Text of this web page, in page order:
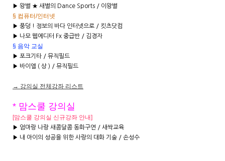
▶ 왕별 ★ 새별의 Dance Sports / 이왕별
§ 컴퓨터/인터넷
▶ 풍덩 ! 정보의 바다 인터넷으로 / 킷츠닷컴
▶ 나모 웹에디터 Fx 중급반 / 김경자
§ 음악 교실
▶ 포크기타 / 뮤직필드
▶ 바이엘 ( 상 ) / 뮤직필드
→ 강의실 전체강좌 리스트
* 맘스쿨 강의실
[맘스쿨 강의실 신규강좌 안내]
▶ 엄마랑 나랑 새콤달콤 동화구연 / 새싹교육
▶ 내 아이의 성공을 위한 사랑의 대화 기술 / 손성수